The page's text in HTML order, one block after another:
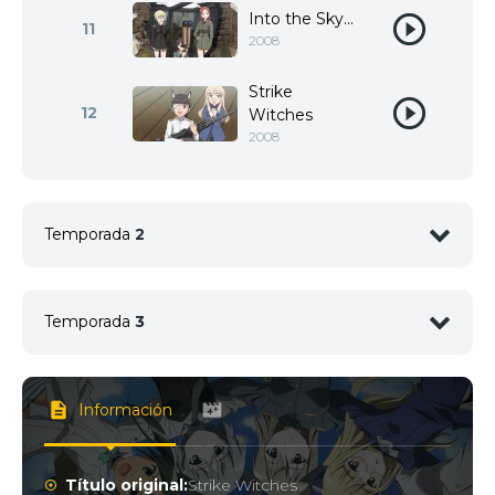
11 Into the Sky...
2008
12
Strike
Witches
2008
Temporada 2
2 <img src="//image.tmdb.org/t/p/w92/
Temporada 3
<img src="//image.tmdb.org/t/p/w92/
Información
Título original:Strike Witches